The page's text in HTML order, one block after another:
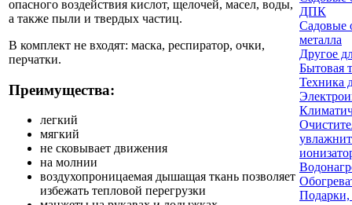
опасного воздействия кислот, щелочей, масел, воды,
а также пыли и твердых частиц.
В комплект не входят: маска, респиратор, очки,
перчатки.
Преимущества:
легкий
мягкий
не сковывает движения
на молнии
воздухопроницаемая дышащая ткань позволяет
избежать тепловой перегрузки
ДПК
Садовые
металла
Другое
Бытовая
Техника